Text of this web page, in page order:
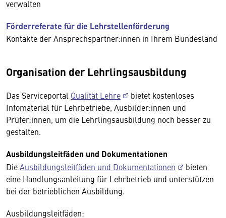
verwalten
Förderreferate für die Lehrstellenförderung
Kontakte der Ansprechspartner:innen in Ihrem Bundesland
Organisation der Lehrlingsausbildung
Das Serviceportal Qualität Lehre
bietet kostenloses
Infomaterial für Lehrbetriebe, Ausbilder:innen und
Prüfer:innen, um die Lehrlingsausbildung noch besser zu
gestalten.
Ausbildungsleitfäden und Dokumentationen
DieAusbildungsleitfäden und Dokumentationen
bieten
eine Handlungsanleitung für Lehrbetrieb und unterstützen
bei der betrieblichen Ausbildung.
Ausbildungsleitfäden: